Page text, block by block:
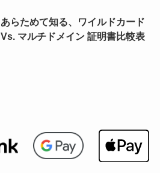
あらためて知る、ワイルドカード
Vs. マルチドメイン 証明書比較表